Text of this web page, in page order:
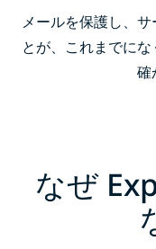
メールを保護し、
とが、これまでに
確
なぜ